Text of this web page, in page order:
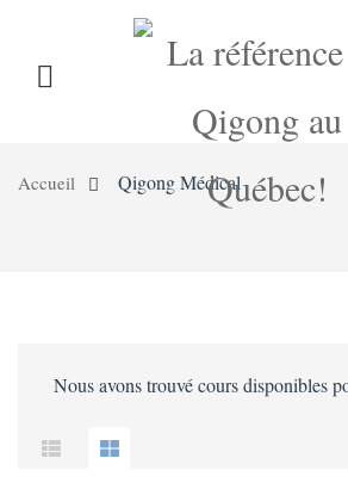
LE QIGONG L’INSTITUT COURS
QIGONG
Accueil Qigong Médical
Nous avons trouvécours disponibles